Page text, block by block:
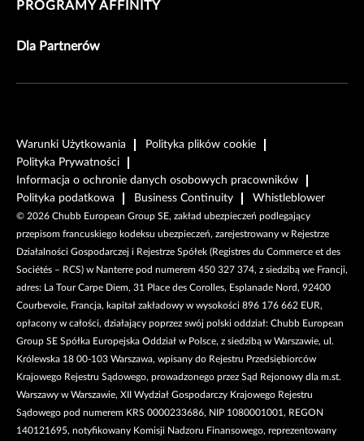
PROGRAMY AFFINITY
Dla Partnerów
Warunki Użytkowania
Polityka plików cookie
Polityka Prywatności
Informacja o ochronie danych osobowych pracowników
Polityka podatkowa
Business Continuity Whistleblower
© 2026 Chubb European Group SE, zakład ubezpieczeń podlegający
przepisom francuskiego kodeksu ubezpieczeń, zarejestrowany w Rejestrze
Działalności Gospodarczej i Rejestrze Spółek (Registres du Commerce et des
Sociétés – RCS) w Nanterre pod numerem 450 327 374, z siedzibą we Francji,
adres: La Tour Carpe Diem, 31 Place des Corolles, Esplanade Nord, 92400
Courbevoie, Francja, kapitał zakładowy w wysokości 896 176 662 EUR,
opłacony w całości, działający poprzez swój polski oddział: Chubb European
Group SE Spółka Europejska Oddział w Polsce, z siedzibą w Warszawie, ul.
Królewska 18 00-103 Warszawa, wpisany do Rejestru Przedsiębiorców
Krajowego Rejestru Sądowego, prowadzonego przez Sąd Rejonowy dla m.st.
Warszawy w Warszawie, XII Wydział Gospodarczy Krajowego Rejestru
Sądowego pod numerem KRS 0000233686, NIP 1080001001, REGON
140121695, notyfikowany Komisji Nadzoru Finansowego, reprezentowany